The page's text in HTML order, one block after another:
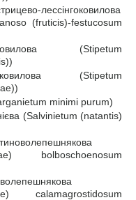
лессінгоковилова
(fruticis)-festucosum
(Stipetum
(Stipetum
minimi purum)
(Salvinietum (natantis)
bolboschoenosum
calamagrostidosum